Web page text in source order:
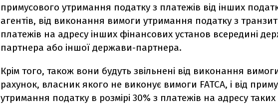
примусового утримання податку з платежів від інших
агентів, від виконання вимоги утримання податку з
платежів на адресу інших фінансових установ всередині
партнера або іншої держави-партнера.
Крім того, також вони будуть звільнені від виконання
рахунок, власник якого не виконує вимоги FATCA, і від
утримання податку в розмірі 30% з платежів на адресу таких